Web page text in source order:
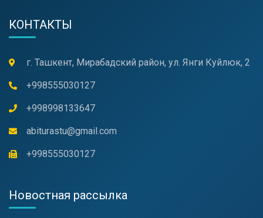
КОНТАКТЫ
г. Ташкент, Мирабадский район, ул. Янги Куйлюк, 2
+998555030127
+998998133647
abiturastu@gmail.com
+998555030127
Новостная рассылка